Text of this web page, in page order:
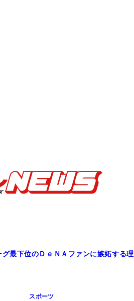
最下位のＤｅＮＡファンに嫉妬する理
スポーツ